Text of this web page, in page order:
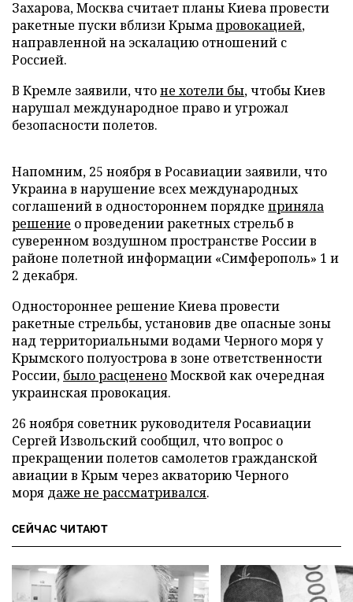
Захарова, Москва считает планы Киева провести
ракетные пуски вблизи Крымапровокацией,
направленной на эскалацию отношений с
Россией.
В Кремле заявили, чтоне хотели бы, чтобы Киев
нарушал международное право и угрожал
безопасности полетов.
Напомним, 25 ноября в Росавиации заявили, что
Украина в нарушение всех международных
соглашений в одностороннем порядке приняла
решение о проведении ракетных стрельб в
суверенном воздушном пространстве России в
районе полетной информации «Симферополь» 1 и
2 декабря.
Одностороннее решение Киева провести
ракетные стрельбы, установив две опасные зоны
над территориальными водами Черного моря у
Крымского полуострова в зоне ответственности
России, было расцененоМосквой как очередная
украинская провокация.
26 ноября советник руководителя Росавиации
Сергей Извольский сообщил, что вопрос о
прекращении полетов самолетов гражданской
авиации в Крым через акваторию Черного
моря даже не рассматривался.
СЕЙЧАС ЧИТАЮТ